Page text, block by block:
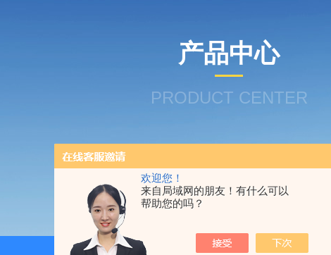
欢迎您！
来自局域网的朋友！有什么可以
帮助您的吗？
产品中心
PRODUCT CENTER